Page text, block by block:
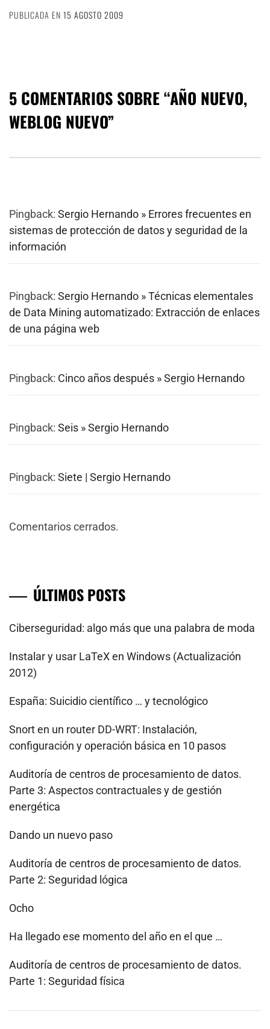
PUBLICADA EN 15 AGOSTO 2009
5 COMENTARIOS SOBRE “AÑO NUEVO,
WEBLOG NUEVO”
Pingback: Sergio Hernando » Errores frecuentes en
sistemas de protección de datos y seguridad de la
información
Pingback: Sergio Hernando » Técnicas elementales
de Data Mining automatizado: Extracción de enlaces
de una página web
Pingback: Cinco años después » Sergio Hernando
Pingback: Seis » Sergio Hernando
Pingback: Siete | Sergio Hernando
Comentarios cerrados.
ÚLTIMOS POSTS
Ciberseguridad: algo más que una palabra de moda
Instalar y usar LaTeX en Windows (Actualización
2012)
España: Suicidio científico … y tecnológico
Snort en un router DD-WRT: Instalación,
configuración y operación básica en 10 pasos
Auditoría de centros de procesamiento de datos.
Parte 3: Aspectos contractuales y de gestión
energética
Dando un nuevo paso
Auditoría de centros de procesamiento de datos.
Parte 2: Seguridad lógica
Ocho
Ha llegado ese momento del año en el que …
Auditoría de centros de procesamiento de datos.
Parte 1: Seguridad física